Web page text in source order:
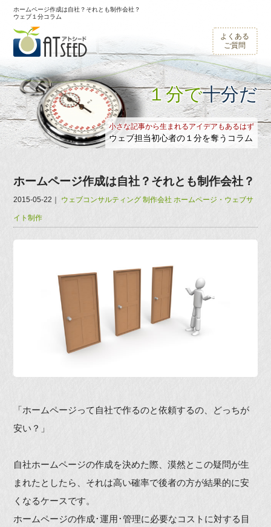
ホームページ作成は自社？それとも制作会社？
ウェブ１分コラム
よくある
ご質問
１分で十分だ
小さな記事から生まれるアイデアもあるはず
ウェブ担当初心者の１分を奪うコラム
ホームページ作成は自社？それとも制作会社？
2015-05-22 ウェブコンサルティング 制作会社 ホームページ・ウェブサ
イト制作
「ホームページって自社で作るのと依頼するの、どっちが
安い？」
自社ホームページの作成を決めた際、漠然とこの疑問が生
まれたとしたら、それは高い確率で後者の方が結果的に安
くなるケースです。
ホームページの作成･運用･管理に必要なコストに対する目